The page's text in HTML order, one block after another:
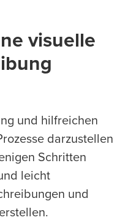
visuelle
und hilfreichen
darzustellen
Schritten
leicht
und